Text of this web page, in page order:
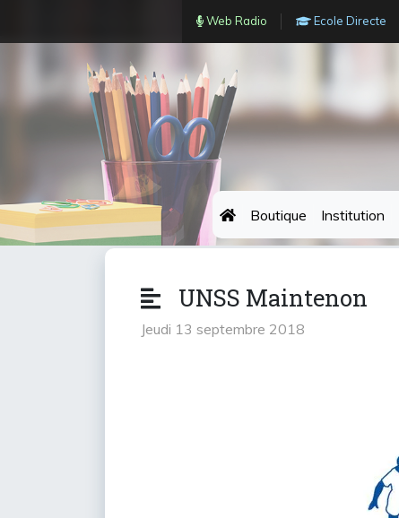
Web Radio Ecole Directe
Boutique Institution
UNSS Maintenon
jeudi 13 septembre 2018